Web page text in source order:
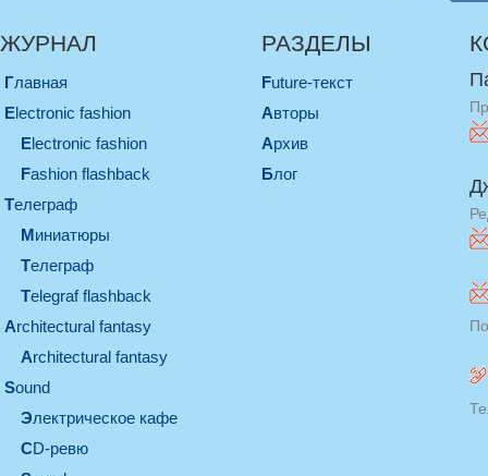
ЖУРНАЛ
Главная
electronic fashion
electronic fashion
Fashion flashback
телеграф
миниатюры
телеграф
Telegraf flashback
architectural fantasy
architectural fantasy
sound
электрическое кафе
CD-ревю
РАЗДЕЛЫ
Future-текст
Авторы
Архив
Блог